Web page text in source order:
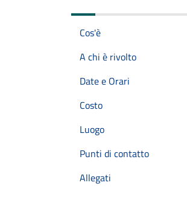
Cos'è
A chi è rivolto
Date e Orari
Costo
Luogo
Punti di contatto
Allegati